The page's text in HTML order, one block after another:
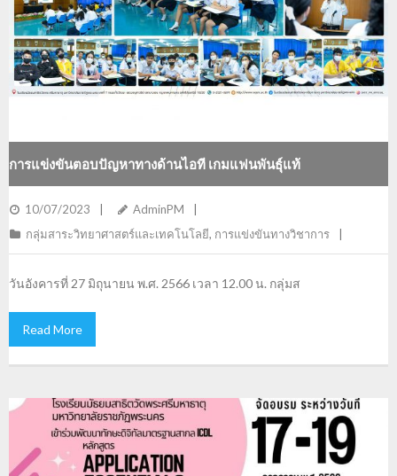
การแข่งขันตอบปัญหาทางด้านไอที เกมแฟนพันธุ์แท้
10/07/2023
AdminPM
กลุ่มสาระวิทยาศาสตร์และเทคโนโลยี, การแข่งขันทางวิชาการ
วันอังคารที่ 27 มิถุนายน พ.ศ. 2566 เวลา 12.00 น. กลุ่มส
Read More